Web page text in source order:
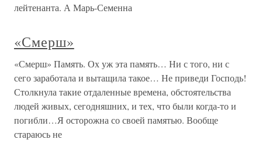
лейтенанта. А Марь-Семенна
«Смерш»
«Смерш» Память. Ох уж эта память… Ни с того, ни с
сего заработала и вытащила такое… Не приведи Господь!
Столкнула такие отдаленные времена, обстоятельства
людей живых, сегодняшних, и тех, что были когда-то и
погибли…Я осторожна со своей памятью. Вообще
стараюсь не